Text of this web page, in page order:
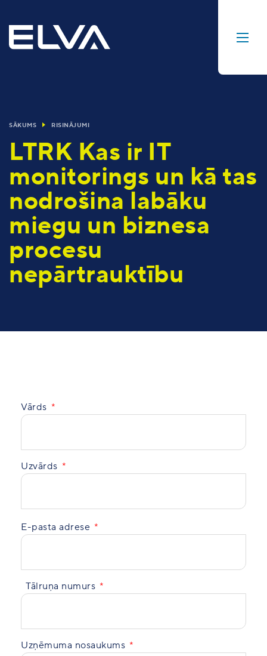
SĀKUMS RISINĀJUMI
LTRK Kas ir IT
monitorings un kā tas
nodrošina labāku
miegu un biznesa
procesu
nepārtrauktību
Vārds
Uzvārds
E-pasta adrese
Tālruņa numurs
Uzņēmuma nosaukums